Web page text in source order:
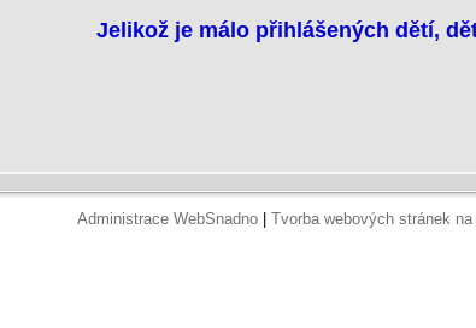
Jelikož je málo přihlášených dětí,
Administrace WebSnadno| Tvorba webových stránek na